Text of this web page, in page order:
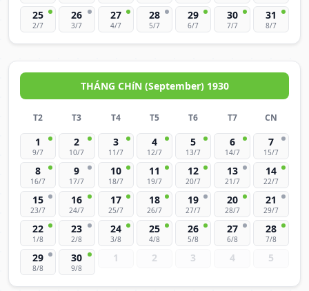
25
2/7
26
3/7
27
4/7
28
5/7
29
6/7
30
7/7
31
8/7
THÁNG CHíN (September) 1930
T2 T3 T4 T5 T6 T7 CN
1
9/7
2
10/7
3
11/7
4
12/7
5
13/7
6
14/7
7
15/7
8
16/7
9
17/7
10
18/7
11
19/7
12
20/7
13
21/7
14
22/7
15
23/7
16
24/7
17
25/7
18
26/7
19
27/7
20
28/7
21
29/7
22
1/8
23
2/8
24
3/8
25
4/8
26
5/8
27
6/8
28
7/8
29
8/8
30
9/8
1 2 3 4 5